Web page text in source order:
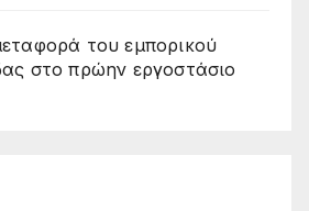
του εμπορικού
στο πρώην εργοστάσιο